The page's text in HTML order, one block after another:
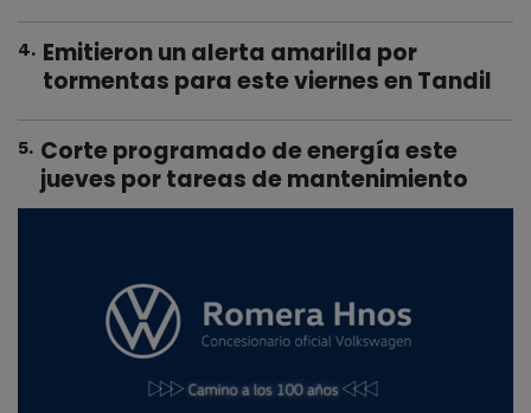
4. Emitieron un alerta amarilla por
tormentas para este viernes en Tandil
5. Corte programado de energía este
jueves por tareas de mantenimiento